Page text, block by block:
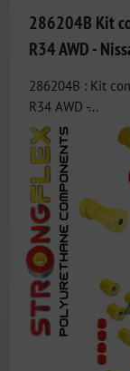
286204B Kit
R34 AWD -
286204B : Kit
R34 AWD -...